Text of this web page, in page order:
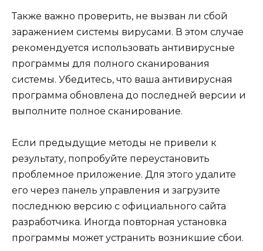
Также важно проверить, не вызван ли сбой
заражением системы вирусами. В этом случае
рекомендуется использовать антивирусные
программы для полного сканирования
системы. Убедитесь, что ваша антивирусная
программа обновлена до последней версии и
выполните полное сканирование.
Если предыдущие методы не привели к
результату, попробуйте переустановить
проблемное приложение. Для этого удалите
его через панель управления и загрузите
последнюю версию с официального сайта
разработчика. Иногда повторная установка
программы может устранить возникшие сбои.